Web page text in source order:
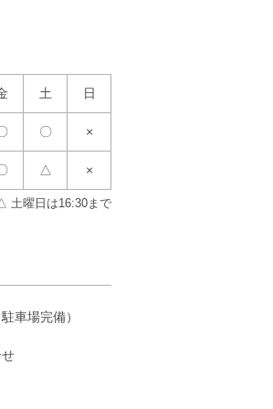
土 日
〇 ×
△ ×
土曜日は16:30まで
駐車場完備）